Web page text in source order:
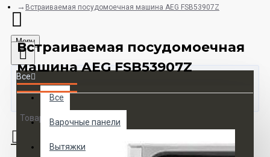
Menu
Все
Все
Варочные панели
Вытяжки
Товаров 0 (0 руб.)
Встраиваемая посудомоечная машина AEG FSB53907Z
Встраиваемая посудомоечная
машина AEG FSB53907Z